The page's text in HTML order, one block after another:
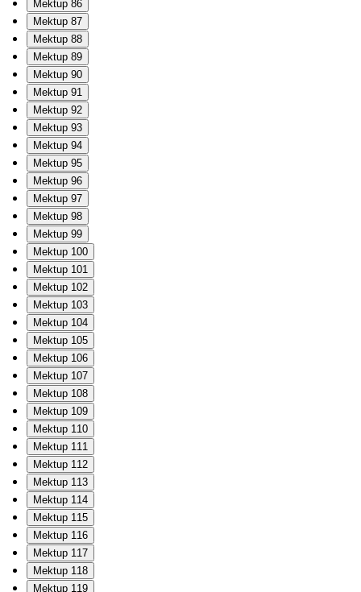
Mektup 86
Mektup 87
Mektup 88
Mektup 89
Mektup 90
Mektup 91
Mektup 92
Mektup 93
Mektup 94
Mektup 95
Mektup 96
Mektup 97
Mektup 98
Mektup 99
Mektup 100
Mektup 101
Mektup 102
Mektup 103
Mektup 104
Mektup 105
Mektup 106
Mektup 107
Mektup 108
Mektup 109
Mektup 110
Mektup 111
Mektup 112
Mektup 113
Mektup 114
Mektup 115
Mektup 116
Mektup 117
Mektup 118
Mektup 119